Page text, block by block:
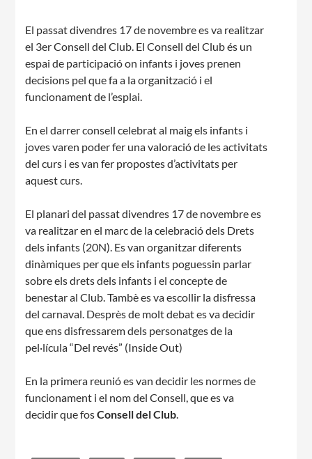
El passat divendres 17 de novembre es va realitzar
el 3er Consell del Club. El Consell del Club és un
espai de participació on infants i joves prenen
decisions pel que fa a la organització i el
funcionament de l’esplai.
En el darrer consell celebrat al maig els infants i
joves varen poder fer una valoració de les activitats
del curs i es van fer propostes d’activitats per
aquest curs.
El planari del passat divendres 17 de novembre es
va realitzar en el marc de la celebració dels Drets
dels infants (20N). Es van organitzar diferents
dinàmiques per que els infants poguessin parlar
sobre els drets dels infants i el concepte de
benestar al Club. Tambè es va escollir la disfressa
del carnaval. Desprès de molt debat es va decidir
que ens disfressarem dels personatges de la
pel·lícula “Del revés” (Inside Out)
En la primera reunió es van decidir les normes de
funcionament i el nom del Consell, que es va
decidir que fosConsell del Club.
SUPORT TERCER SECTOR
CONEIX FUNDESPLAI
La Fundació
Missió i valors
Els comptes clars
Proposta educativa